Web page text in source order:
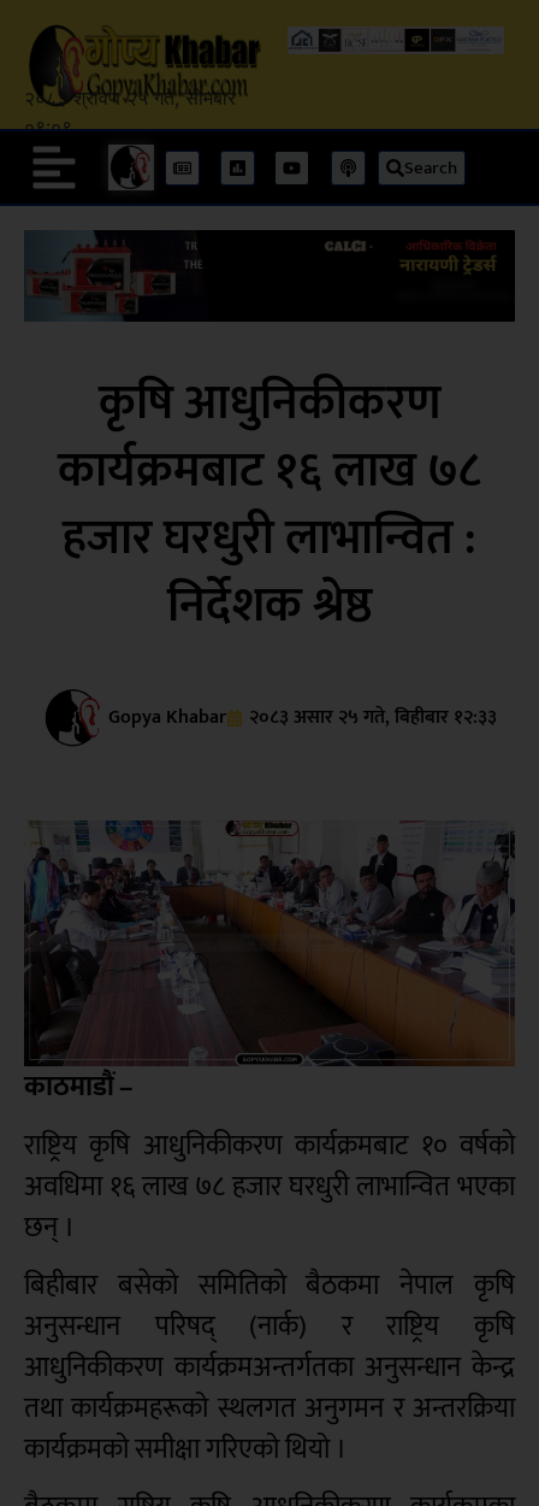
२०८३ श्रावण २५ गते, सोमबार
०९:०९
Search
कृषि आधुनिकीकरण
कार्यक्रमबाट १६ लाख ७८
हजार घरधुरी लाभान्वित :
निर्देशक श्रेष्ठ
Gopya Khabar २०८३ असार २५ गते, बिहीबार १२:३३
काठमाडौं –
राष्ट्रिय कृषि आधुनिकीकरण कार्यक्रमबाट १० वर्षको
अवधिमा १६ लाख ७८ हजार घरधुरी लाभान्वित भएका
छन् ।
बिहीबार बसेको समितिको बैठकमा नेपाल कृषि
अनुसन्धान परिषद् (नार्क) र राष्ट्रिय कृषि
आधुनिकीकरण कार्यक्रमअन्तर्गतका अनुसन्धान केन्द्र
तथा कार्यक्रमहरूको स्थलगत अनुगमन र अन्तरक्रिया
कार्यक्रमको समीक्षा गरिएको थियो ।